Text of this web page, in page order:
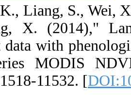
13. Jia, K.,
& Wang, X.
Landsat data
time series
6(11), 11518-